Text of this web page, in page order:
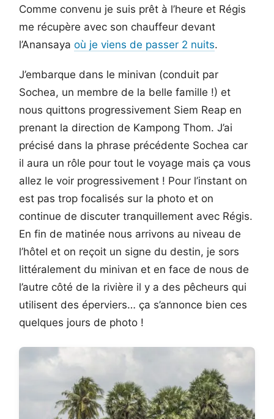
Comme convenu je suis prêt à l’heure et Régis
me récupère avec son chauffeur devant
l’Anansaya où je viens de passer 2 nuits.
J’embarque dans le minivan (conduit par
Sochea, un membre de la belle famille !) et
nous quittons progressivement Siem Reap en
prenant la direction de Kampong Thom. J’ai
précisé dans la phrase précédente Sochea car
il aura un rôle pour tout le voyage mais ça vous
allez le voir progressivement ! Pour l’instant on
est pas trop focalisés sur la photo et on
continue de discuter tranquillement avec Régis.
En fin de matinée nous arrivons au niveau de
l’hôtel et on reçoit un signe du destin, je sors
littéralement du minivan et en face de nous de
l’autre côté de la rivière il y a des pêcheurs qui
utilisent des éperviers… ça s’annonce bien ces
quelques jours de photo !